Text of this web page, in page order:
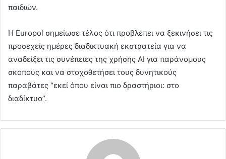
παιδιών.
Η Europol σημείωσε τέλος ότι προβλέπει να ξεκινήσει τις
προσεχείς ημέρες διαδικτυακή εκστρατεία για να
αναδείξει τις συνέπειες της χρήσης AI για παράνομους
σκοπούς και να στοχοθετήσει τους δυνητικούς
παραβάτες “εκεί όπου είναι πιο δραστήριοι: στο
διαδίκτυο”.